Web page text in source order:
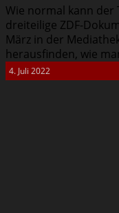
Wie normal kann der
dreiteilige ZDF-
März in der
herausfinden, wie
4. Juli 2022